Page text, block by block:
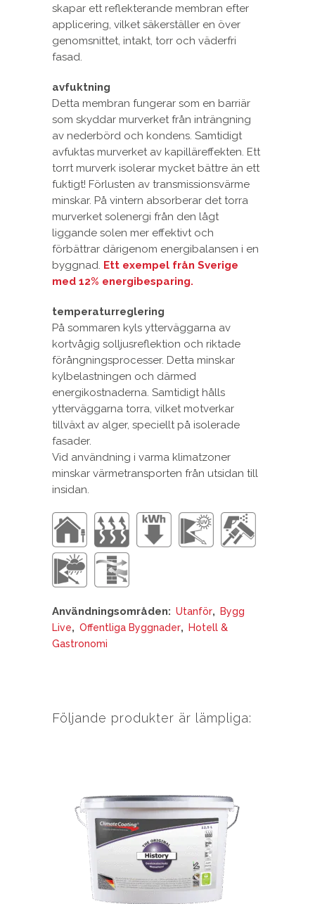
skapar ett reflekterande membran efter
applicering, vilket säkerställer en över
genomsnittet, intakt, torr och väderfri
fasad.
avfuktning
Detta membran fungerar som en barriär
som skyddar murverket från inträngning
av nederbörd och kondens. Samtidigt
avfuktas murverket av kapilläreffekten. Ett
torrt murverk isolerar mycket bättre än ett
fuktigt! Förlusten av transmissionsvärme
minskar. På vintern absorberar det torra
murverket solenergi från den lågt
liggande solen mer effektivt och
förbättrar därigenom energibalansen i en
byggnad. Ett exempel från Sverige
med 12% energibesparing.
temperaturreglering
På sommaren kyls ytterväggarna av
kortvågig solljusreflektion och riktade
förångningsprocesser. Detta minskar
kylbelastningen och därmed
energikostnaderna. Samtidigt hålls
ytterväggarna torra, vilket motverkar
tillväxt av alger, speciellt på isolerade
fasader.
Vid användning i varma klimatzoner
minskar värmetransporten från utsidan till
insidan.
Användningsområden: Utanför,
Bygg
Live, Offentliga Byggnader,
Hotell &
Gastronomi
Följande produkter är lämpliga: